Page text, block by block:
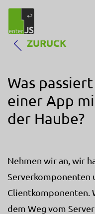
ZURÜCK
Was
einer App
der Haube?
Nehmen wir an, wir
Serverkomponenten
Clientkomponenten.
dem Weg vom